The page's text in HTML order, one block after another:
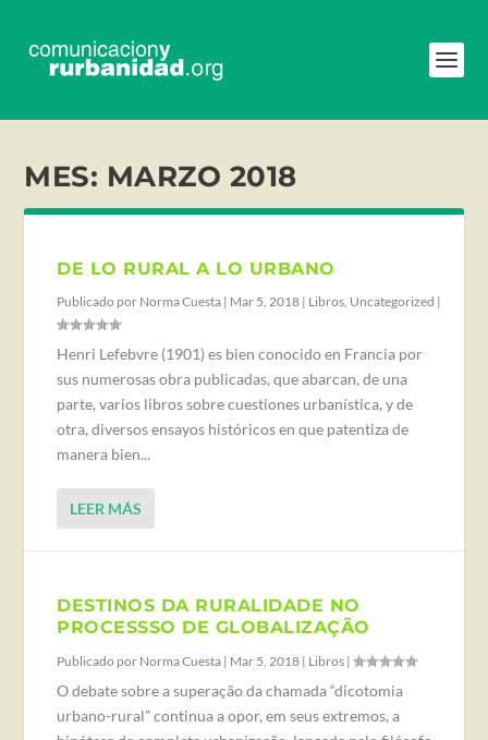
MES: MARZO 2018
DE LO RURAL A LO URBANO
Publicado por Norma Cuesta | Mar 5, 2018 | Libros, Uncategorized |
Henri Lefebvre (1901) es bien conocido en Francia por
sus numerosas obra publicadas, que abarcan, de una
parte, varios libros sobre cuestiones urbanística, y de
otra, diversos ensayos históricos en que patentiza de
manera bien...
LEER MÁS
DESTINOS DA RURALIDADE NO
PROCESSSO DE GLOBALIZAÇÃO
Publicado por Norma Cuesta | Mar 5, 2018 | Libros |
O debate sobre a superação da chamada “dicotomia
urbano-rural” continua a opor, em seus extremos, a